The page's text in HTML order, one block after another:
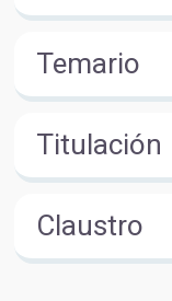
Temario
Titulación
Claustro